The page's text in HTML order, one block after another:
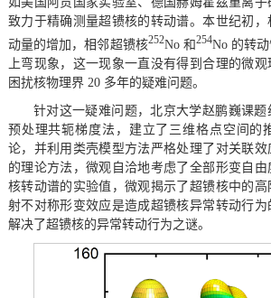
致力于精确测量超镄核的转动谱。本世纪初
动量的增加，相邻超镄核252No 和254No 的转
上弯现象，这一现象一直没有得到合理的微
困扰核物理界 20 多年的疑难问题。
针对这一疑难问题，北京大学赵鹏巍课
预处理共轭梯度法，建立了三维格点空间的
论，并利用类壳模型方法严格处理了对关联
的理论方法，微观自洽地考虑了全部形变自
核转动谱的实验值，微观揭示了超镄核中的高
射不对称形变效应是造成超镄核异常转动行
解决了超镄核的异常转动行为之谜。